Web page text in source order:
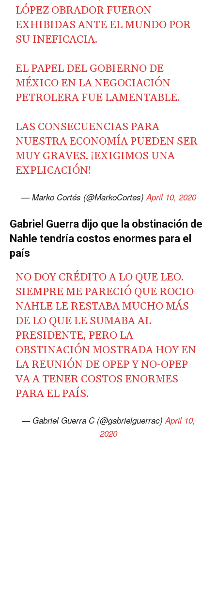
LÓPEZ OBRADOR FUERON
EXHIBIDAS ANTE EL MUNDO POR
SU INEFICACIA.
EL PAPEL DEL GOBIERNO DE
MÉXICO EN LA NEGOCIACIÓN
PETROLERA FUE LAMENTABLE.
LAS CONSECUENCIAS PARA
NUESTRA ECONOMÍA PUEDEN SER
MUY GRAVES. ¡EXIGIMOS UNA
EXPLICACIÓN!
— Marko Cortés (@MarkoCortes)April 10, 2020
Gabriel Guerra dijo que la obstinación de
Nahle tendría costos enormes para el
país
NO DOY CRÉDITO A LO QUE LEO.
SIEMPRE ME PARECIÓ QUE ROCIO
NAHLE LE RESTABA MUCHO MÁS
DE LO QUE LE SUMABA AL
PRESIDENTE, PERO LA
OBSTINACIÓN MOSTRADA HOY EN
LA REUNIÓN DE OPEP Y NO-OPEP
VA A TENER COSTOS ENORMES
PARA EL PAÍS.
— Gabriel Guerra C (@gabrielguerrac)April 10,
2020